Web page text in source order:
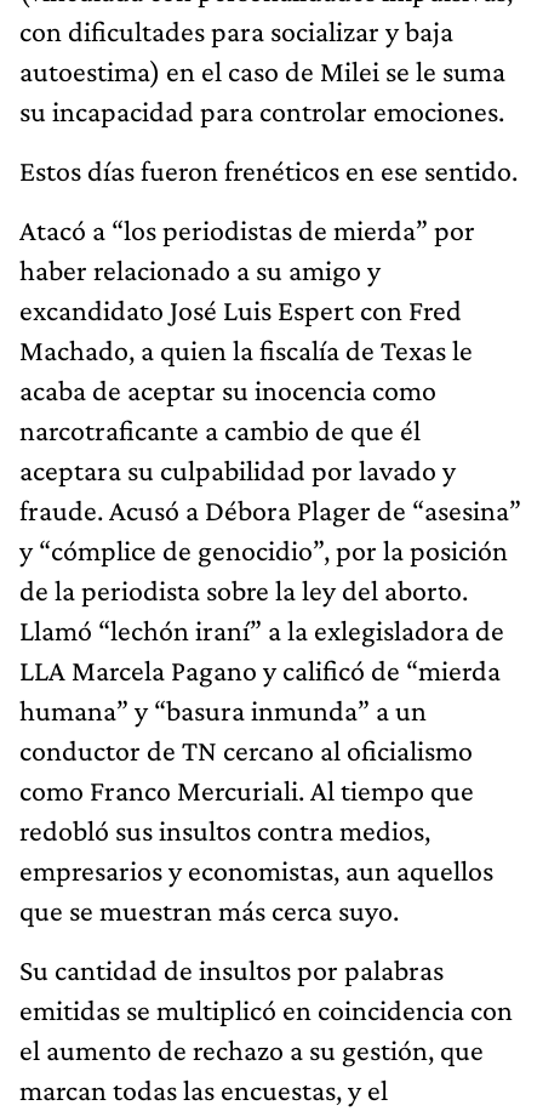
con dificultades para socializar y baja
autoestima) en el caso de Milei se le suma
su incapacidad para controlar emociones.
Estos días fueron frenéticos en ese sentido.
Atacó a “los periodistas de mierda” por
haber relacionado a su amigo y
excandidato José Luis Espert con Fred
Machado, a quien la fiscalía de Texas le
acaba de aceptar su inocencia como
narcotraficante a cambio de que él
aceptara su culpabilidad por lavado y
fraude. Acusó a Débora Plager de “asesina”
y “cómplice de genocidio”, por la posición
de la periodista sobre la ley del aborto.
Llamó “lechón iraní” a la exlegisladora de
LLA Marcela Pagano y calificó de “mierda
humana” y “basura inmunda” a un
conductor de TN cercano al oficialismo
como Franco Mercuriali. Al tiempo que
redobló sus insultos contra medios,
empresarios y economistas, aun aquellos
que se muestran más cerca suyo.
Su cantidad de insultos por palabras
emitidas se multiplicó en coincidencia con
el aumento de rechazo a su gestión, que
marcan todas las encuestas, y el